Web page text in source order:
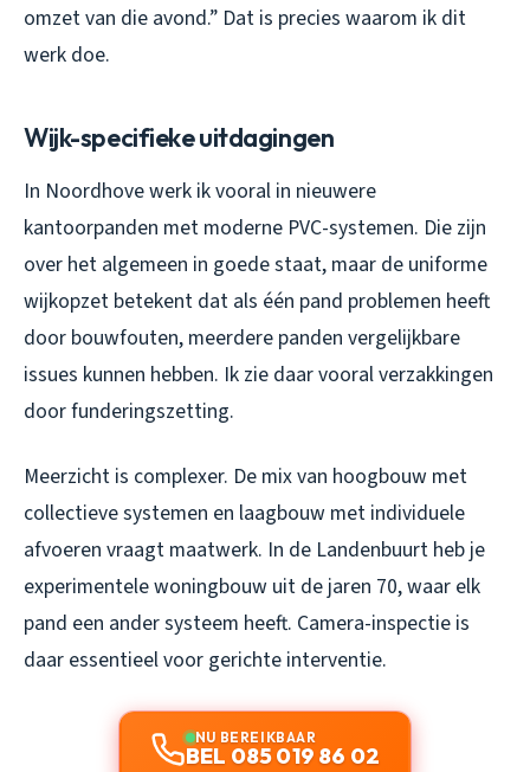
omzet van die avond.” Dat is precies waarom ik dit
werk doe.
Wijk-specifieke uitdagingen
In Noordhove werk ik vooral in nieuwere
kantoorpanden met moderne PVC-systemen. Die zijn
over het algemeen in goede staat, maar de uniforme
wijkopzet betekent dat als één pand problemen heeft
door bouwfouten, meerdere panden vergelijkbare
issues kunnen hebben. Ik zie daar vooral verzakkingen
door funderingszetting.
Meerzicht is complexer. De mix van hoogbouw met
collectieve systemen en laagbouw met individuele
afvoeren vraagt maatwerk. In de Landenbuurt heb je
experimentele woningbouw uit de jaren 70, waar elk
pand een ander systeem heeft. Camera-inspectie is
daar essentieel voor gerichte interventie.
NU BEREIKBAAR
BEL 085 019 86 02